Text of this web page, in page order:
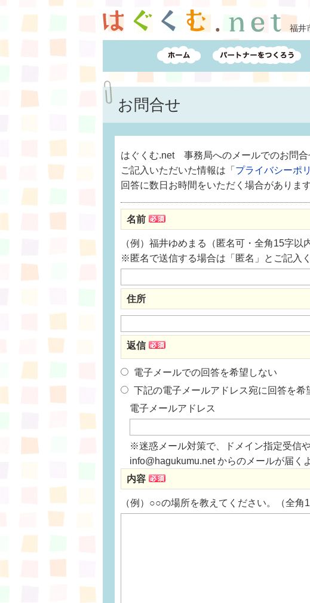
福井
お問合せ
はぐくむ.net 事務局へのメールでのお問合
ご記入いただいた情報は「 プライバシーポ
回答に数日お時間をいただく場合がありま
名前
（例）福井ゆめまる（匿名可・全角15字以
※匿名で送信する場合は「匿名」とご記入く
住所
返信
電子メールでの回答を希望しない
下記の電子メールアドレス宛に回答を希
電子メールアドレス
※迷惑メール対策で、ドメイン指定受信
info@hagukumu.net からのメールが届く
内容
（例）○○の場所を教えてください。（全角